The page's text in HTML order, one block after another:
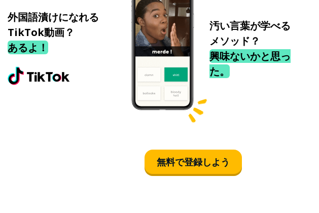
外国語漬けになれる
TikTok動画？
あるよ！
汚い言葉が学べる
メソッド？
興味ないかと思っ
た。
無料で登録しよう